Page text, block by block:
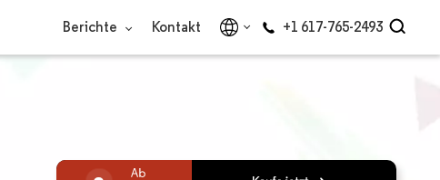
Berichte Kontakt +1 617-765-2493